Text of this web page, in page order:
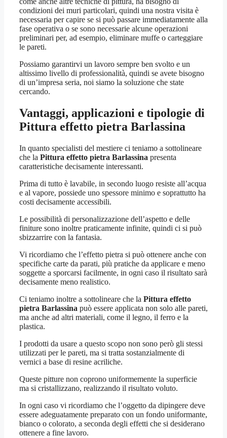
condizioni dei muri particolari, quindi una nostra visita è
necessaria per capire se si può passare immediatamente alla
fase operativa o se sono necessarie alcune operazioni
preliminari per, ad esempio, eliminare muffe o carteggiare
le pareti.
Possiamo garantirvi un lavoro sempre ben svolto e un
altissimo livello di professionalità, quindi se avete bisogno
di un’impresa seria, noi siamo la soluzione che state
cercando.
Vantaggi, applicazioni e tipologie di
Pittura effetto pietra Barlassina
In quanto specialisti del mestiere ci teniamo a sottolineare
che la Pittura effetto pietra Barlassina presenta
caratteristiche decisamente interessanti.
Prima di tutto è lavabile, in secondo luogo resiste all’acqua
e al vapore, possiede uno spessore minimo e soprattutto ha
costi decisamente accessibili.
Le possibilità di personalizzazione dell’aspetto e delle
finiture sono inoltre praticamente infinite, quindi ci si può
sbizzarrire con la fantasia.
Vi ricordiamo che l’effetto pietra si può ottenere anche con
specifiche carte da parati, più pratiche da applicare e meno
soggette a sporcarsi facilmente, in ogni caso il risultato sarà
decisamente meno realistico.
Ci teniamo inoltre a sottolineare che la Pittura effetto
pietra Barlassina può essere applicata non solo alle pareti,
ma anche ad altri materiali, come il legno, il ferro e la
plastica.
I prodotti da usare a questo scopo non sono però gli stessi
utilizzati per le pareti, ma si tratta sostanzialmente di
vernici a base di resine acriliche.
Queste pitture non coprono uniformemente la superficie
ma si cristallizzano, realizzando il risultato voluto.
In ogni caso vi ricordiamo che l’oggetto da dipingere deve
essere adeguatamente preparato con un fondo uniformante,
bianco o colorato, a seconda degli effetti che si desiderano
ottenere a fine lavoro.